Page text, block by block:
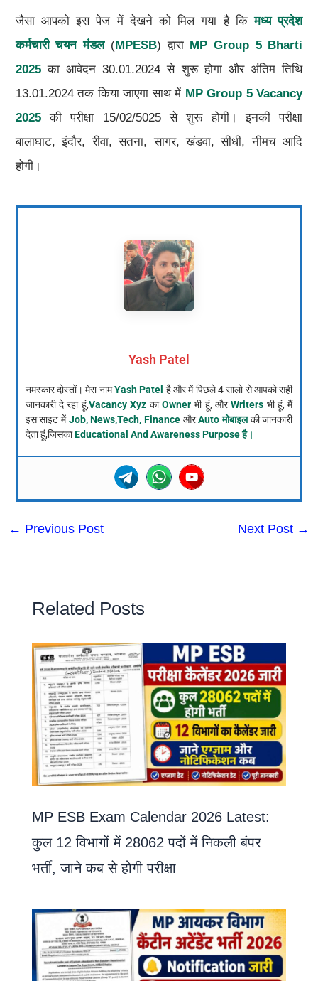
जैसा आपको इस पेज में देखने को मिल गया है किमध्य प्रदेश
कर्मचारी चयन मंडल(MPESB) द्वारा MP Group 5 Bharti
2025का आवेदन 30.01.2024 से शुरू होगा और अंतिम तिथि
13.01.2024 तक किया जाएगा साथ में MP Group 5 Vacancy
2025की परीक्षा 15/02/5025 से शुरू होगी। इनकी परीक्षा
बालाघाट, इंदौर, रीवा, सतना, सागर, खंडवा, सीधी, नीमच आदि
होगी।
Yash Patel
नमस्कार दोस्तों। मेरा नामYash Patel है और में पिछले 4 सालो से आपको सही
जानकारी दे रहा हूं,Vacancy Xyz काOwnerभी हूं, औरWriters भी हूं, मैं
इस साइट मेंJob, News,Tech, Finance औरAuto मोबाइलकी जानकारी
देता हूं,जिसकाEducational And Awareness Purpose है।
← Previous Post Next Post →
Related Posts
MP ESB Exam Calendar 2026 Latest:
कुल 12 विभागों में 28062 पदों में निकली बंपर
भर्ती, जाने कब से होगी परीक्षा